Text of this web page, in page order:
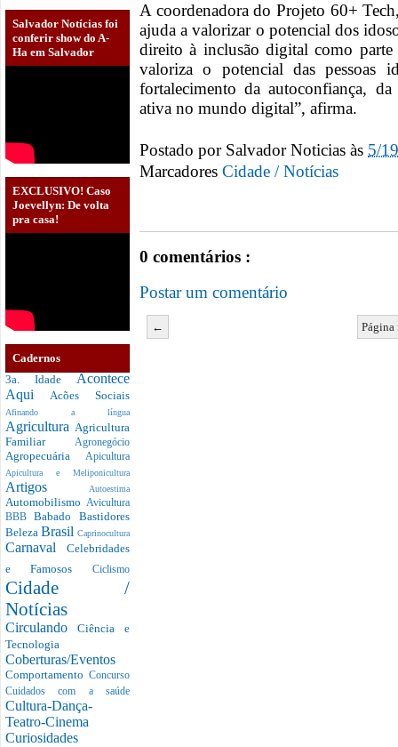
Salvador Notícias foi
conferir show do A-
Ha em Salvador
EXCLUSIVO! Caso
Joevellyn: De volta
pra casa!
Cadernos
3a. Idade Acontece
Aqui Acões Sociais
Afinando a língua
Agricultura Agricultura
Familiar Agronegócio
Agropecuária Apicultura
Apicultura e Meliponicultura
Artigos Autoestima
Automobilismo Avicultura
BBBBabado Bastidores
Beleza Brasil Caprinocultura
Carnaval Celebridades
e Famosos Ciclismo
Cidade /
Notícias
CirculandoCiência e
Tecnologia
Coberturas/Eventos
Comportamento Concurso
Cuidados com a saúde
Cultura-Dança-
Teatro-Cinema
Curiosidades
A coordenadora do Projeto 60+
ajuda a valorizar o potencial dos
direito à inclusão digital como
valoriza o potencial das pessoas
fortalecimento da autoconfiança,
ativa no mundo digital”, afirma.
Postado por Salvador Noticias às 5/
Marcadores Cidade / Notícias
0 comentários :
Postar um comentário
←